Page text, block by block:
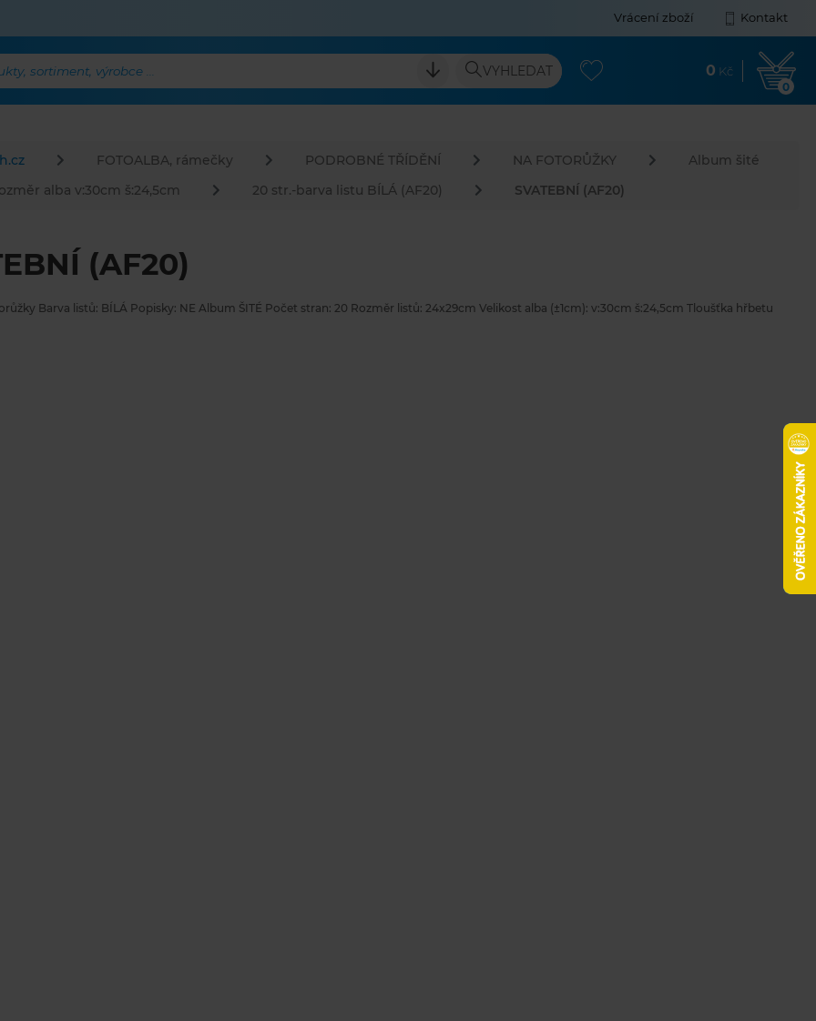
Vrácení zboží Kontakt
sortiment, výrobce ... VYHLEDAT 0 Kč
0
FOTOALBA, rámečky PODROBNÉ TŘÍDĚNÍ NA FOTORŮŽKY
Album šité
alba v:30cm š:24,5cm
20 str.-barva listu BÍLÁ (AF20) SVATEBNÍ (AF20)
(AF20)
Barva listů: BÍLÁ Popisky: NE Album ŠITÉ Počet stran: 20 Rozměr listů: 24x29cm Velikost alba (±1cm): v:30cm š:24,5cm Tloušťka hřbetu